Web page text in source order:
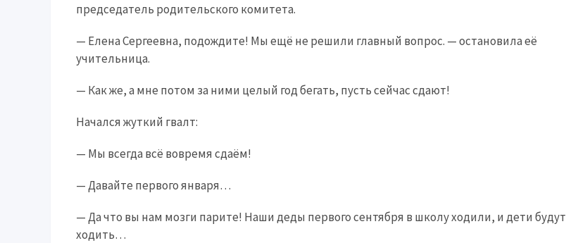
председатель родительского комитета.
— Елена Сергеевна, подождите! Мы ещё не решили главный вопрос. — остановила её
учительница.
— Как же, а мне потом за ними целый год бегать, пусть сейчас сдают!
Начался жуткий гвалт:
— Мы всегда всё вовремя сдаём!
— Давайте первого января…
— Да что вы нам мозги парите! Наши деды первого сентября в школу ходили, и дети будут
ходить…